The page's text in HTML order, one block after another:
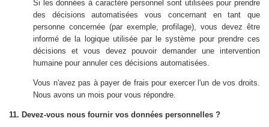
Si les données à caractère personnel sont utilisées pour prendre
des décisions automatisées vous concernant en tant que
personne concernée (par exemple, profilage), vous devez être
informé de la logique utilisée par le système pour prendre ces
décisions et vous devez pouvoir demander une intervention
humaine pour annuler ces décisions automatisées.
Vous n'avez pas à payer de frais pour exercer l'un de vos droits.
Nous avons un mois pour vous répondre.
11. Devez-vous nous fournir vos données personnelles ?